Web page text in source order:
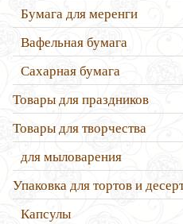
Бумага для меренги
Вафельная бумага
Сахарная бумага
Товары для праздников
Товары для творчества
для мыловарения
Упаковка для тортов и
Капсулы